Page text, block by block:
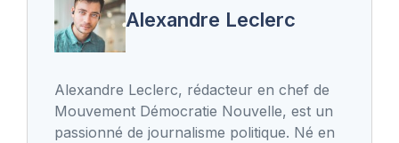
Alexandre Leclerc
Alexandre Leclerc, rédacteur en chef de
Mouvement Démocratie Nouvelle, est un
passionné de journalisme politique. Né en